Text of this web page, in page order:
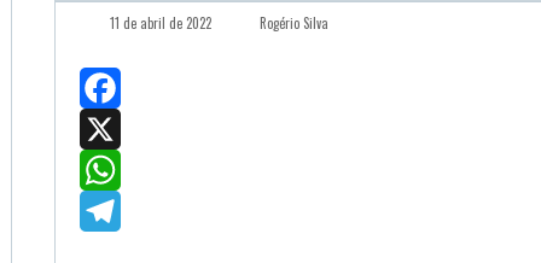
11 de abril de 2022 Rogério Silva
Facebook
X
WhatsApp